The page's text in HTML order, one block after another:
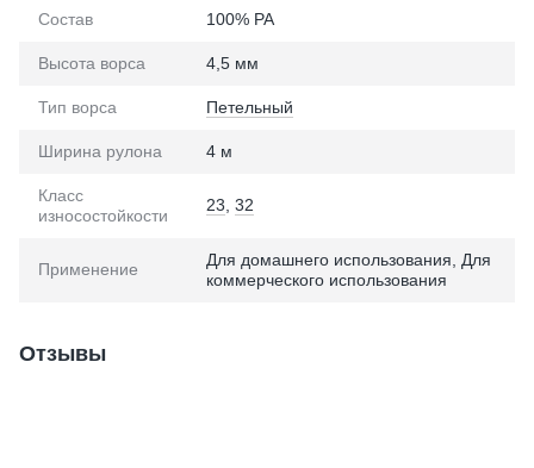
Состав 100% PA
Высота ворса 4,5 мм
Тип ворса Петельный
Ширина рулона 4 м
Класс
износостойкости
23 32
Применение
Для домашнего использования, Для
коммерческого использования
Отзывы